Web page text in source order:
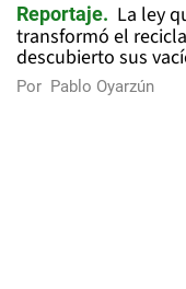
Reportaje
La ley
transformó el
descubierto sus
Por Pablo Oyarzún